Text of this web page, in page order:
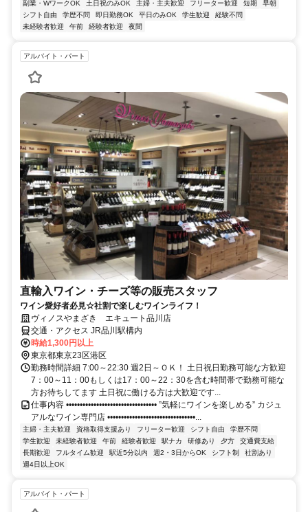
副業・WワークOK
土日祝のみOK 主婦・主夫歓迎 フリーター歓迎 短期
早朝
シフト自由
学歴不問 即日勤務OK 平日のみOK 学生歓迎
経験不問
未経験者歓迎
午前 経験者歓迎 夜間
アルバイト・パート
直輸入ワイン・チーズ等の販売スタッフ
ワイン愛好者必見☆社割で楽しむワインライフ！
ヴィノスやまざき エキュート品川店
交通・アクセス JR品川駅構内
時給1,300円以上
東京都東京23区港区
勤務時間詳細 7:00～22:30 週2日～ＯＫ！ 土日祝日勤務可能な方歓迎
7：00～11：00もしくは17：00～22：30を含む時間帯で勤務可能な
方お待ちしてます 土日祝に働ける方は大歓迎です...
仕事内容 ••••••••••••••••••••••••••••••••• ”気軽にワインを楽しめる” カジュ
アルなワイン専門店 ••••••••••••••••••••••••••••••••...
主婦・主夫歓迎 資格取得支援あり フリーター歓迎 シフト自由
学歴不問
学生歓迎
未経験者歓迎 午前 経験者歓迎 駅ナカ 研修あり 夕方
交通費支給
長期歓迎
フルタイム歓迎 駅近5分以内 週2・3日からOK シフト制
社割あり
週4日以上OK
アルバイト・パート